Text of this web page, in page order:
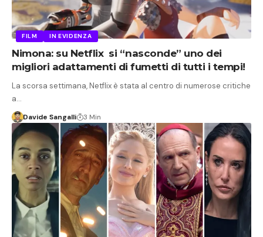
FILM IN EVIDENZA
Nimona: su Netflix si “nasconde” uno dei
migliori adattamenti di fumetti di tutti i tempi!
La scorsa settimana, Netflix è stata al centro di numerose critiche
a…
Davide Sangalli 3 Min